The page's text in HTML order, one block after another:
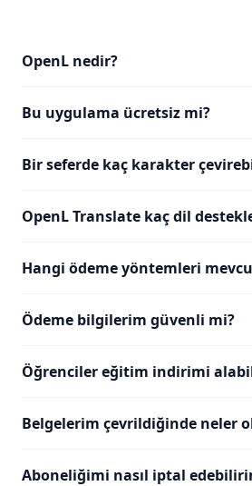
OpenL nedir?
Bu uygulama ücretsiz mi?
Bir seferde kaç karakter
OpenL Translate kaç dil
Hangi ödeme yöntemleri
Ödeme bilgilerim güvenli mi?
Öğrenciler eğitim indirimi
Belgelerim çevrildiğinde neler
Aboneliğimi nasıl iptal